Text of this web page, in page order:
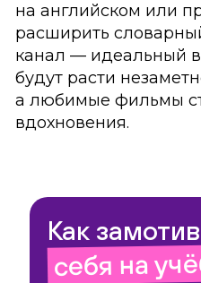
на английском или
расширить
канал — идеальный
будут расти
а любимые фильмы
вдохновения.
Как
себя на